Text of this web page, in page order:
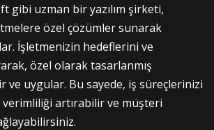
gibi uzman bir yazılım şirketi,
özel çözümler sunarak
İşletmenizin hedeflerini ve
özel olarak tasarlanmış
ve uygular. Bu sayede, iş süreçlerinizi
artırabilir ve müşteri